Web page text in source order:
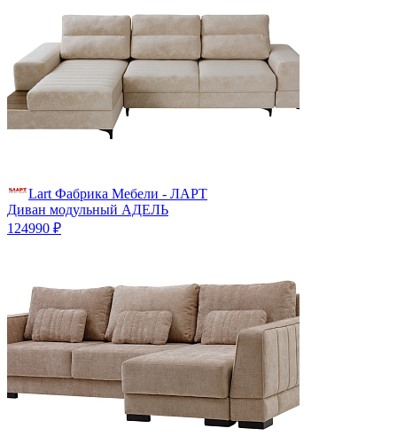
Lart Фабрика Мебели - ЛАРТ
Диван модульный АДЕЛЬ
124990 ₽